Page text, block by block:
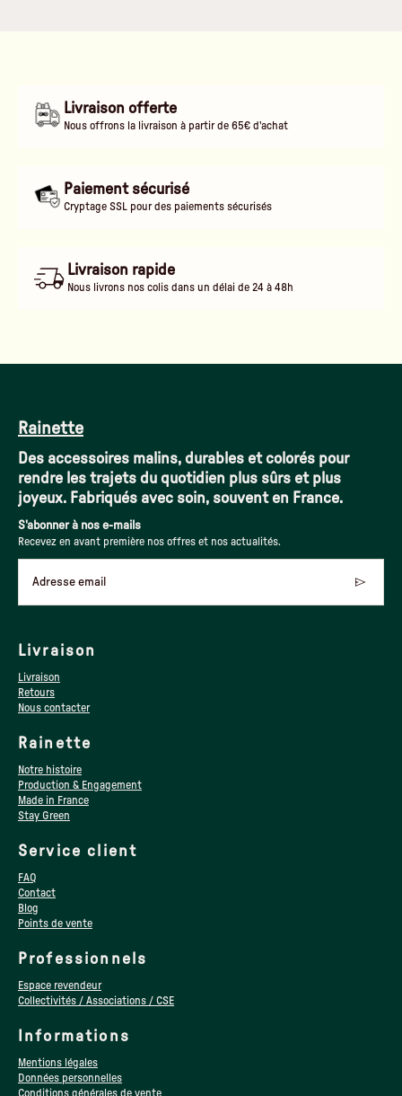
Livraison offerte
Nous offrons la livraison à partir de 65€ d'achat
Paiement sécurisé
Cryptage SSL pour des paiements sécurisés
Livraison rapide
Nous livrons nos colis dans un délai de 24 à 48h
Rainette
Des accessoires malins, durables et colorés pour
rendre les trajets du quotidien plus sûrs et plus
joyeux. Fabriqués avec soin, souvent en France.
S'abonner à nos e-mails
Recevez en avant première nos offres et nos actualités.
Adresse email
Livraison
Livraison
Retours
Nous contacter
Rainette
Notre histoire
Production & Engagement
Made in France
Stay Green
Service client
FAQ
Contact
Blog
Points de vente
Professionnels
Espace revendeur
Collectivités / Associations / CSE
Informations
Mentions légales
Données personnelles
Conditions générales de vente